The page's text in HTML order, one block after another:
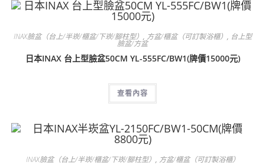
INAX臉盆（台上/半崁/櫃盆/下崁/腳柱型） , 方盆/櫃盆（可訂製浴櫃） , 台上型
臉盆/方盆
日本INAX 台上型臉盆50CM YL-555FC/BW1(牌價15000元)
查看內容
INAX臉盆（台上/半崁/櫃盆/下崁/腳柱型） , 方盆/櫃盆（可訂製浴櫃）